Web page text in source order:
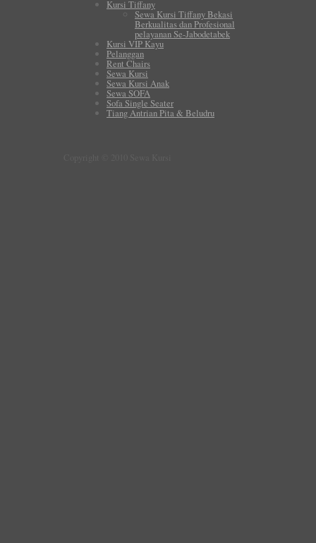
Kursi Tiffany
Sewa Kursi Tiffany Bekasi
Berkualitas dan Profesional
pelayanan Se-Jabodetabek
Kursi VIP Kayu
Pelanggan
Rent Chairs
Sewa Kursi
Sewa Kursi Anak
Sewa SOFA
Sofa Single Seater
Tiang Antrian Pita & Beludru